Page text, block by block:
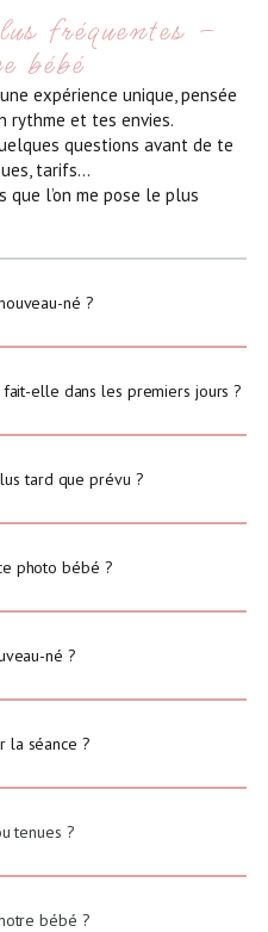
fréquentes –
bébé
expérience unique, pensée
rythme et tes envies.
questions avant de te
tarifs…
que l’on me pose le plus
né ?
elle dans les premiers jours ?
tard que prévu ?
photo bébé ?
né ?
la séance ?
tenues ?
bébé ?